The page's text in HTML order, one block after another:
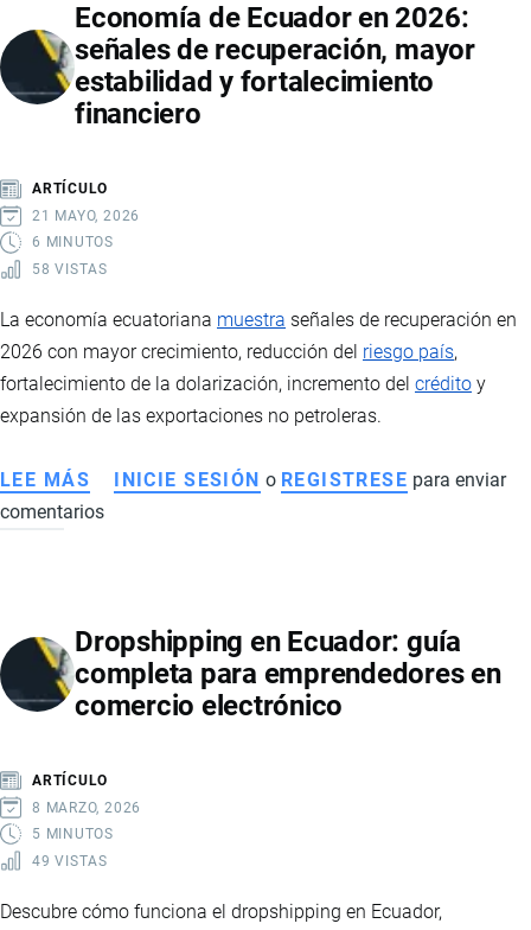
ECUADOR
2026:
CAÍDA
DE
EN
PRODUCTORES
E
Economía de Ecuador en 2026:
señales de recuperación, mayor
estabilidad y fortalecimiento
financiero
ARTÍCULO
21 MAYO, 2026
6 MINUTOS
58 VISTAS
La economía ecuatoriana muestra señales de recuperación en
2026 con mayor crecimiento, reducción del riesgo país,
fortalecimiento de la dolarización, incremento del crédito y
expansión de las exportaciones no petroleras.
LEE MÁS SOBRE
ECONOMÍA
2026:
SEÑALES
DE
ESTABILIDAD
Y
FORTALECIMIENTO
INICIE SESIÓN o REGISTRESE para enviar
comentarios
Dropshipping en Ecuador: guía
completa para emprendedores en
comercio electrónico
ARTÍCULO
8 MARZO, 2026
5 MINUTOS
49 VISTAS
Descubre cómo funciona el dropshipping en Ecuador,